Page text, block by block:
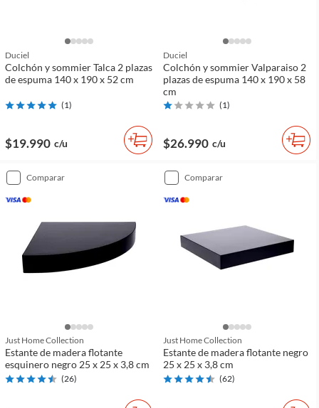
Duciel
Colchón y sommier Talca 2 plazas
de espuma 140 x 190 x 52 cm
(1)
$19.990 c/u
Duciel
Colchón y sommier Valparaiso 2
plazas de espuma 140 x 190 x 58
cm
(1)
$26.990 c/u
comparar
Just Home Collection
Estante de madera flotante
esquinero negro 25 x 25 x 3,8 cm
(26)
comparar
Just Home Collection
Estante de madera flotante negro
25 x 25 x 3,8 cm
(62)